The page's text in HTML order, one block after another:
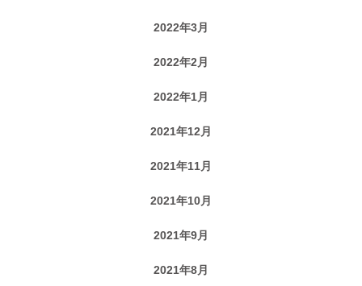
2022年3月
2022年2月
2022年1月
2021年12月
2021年11月
2021年10月
2021年9月
2021年8月